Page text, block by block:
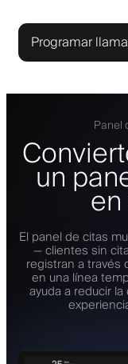
Programar
Panel
un
El panel de citas
— clientes sin
registran a
en una línea
ayuda a reducir